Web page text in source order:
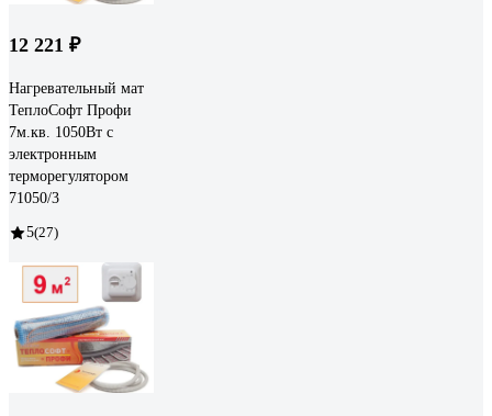
12 221 ₽
Нагревательный мат
ТеплоСофт Профи
7м.кв. 1050Вт с
электронным
терморегулятором
71050/3
5(27)